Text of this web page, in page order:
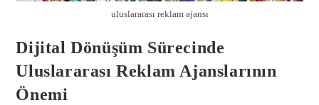
uluslararası reklam ajansı
Dijital Dönüşüm Sürecinde
Uluslararası Reklam Ajanslarının
Önemi